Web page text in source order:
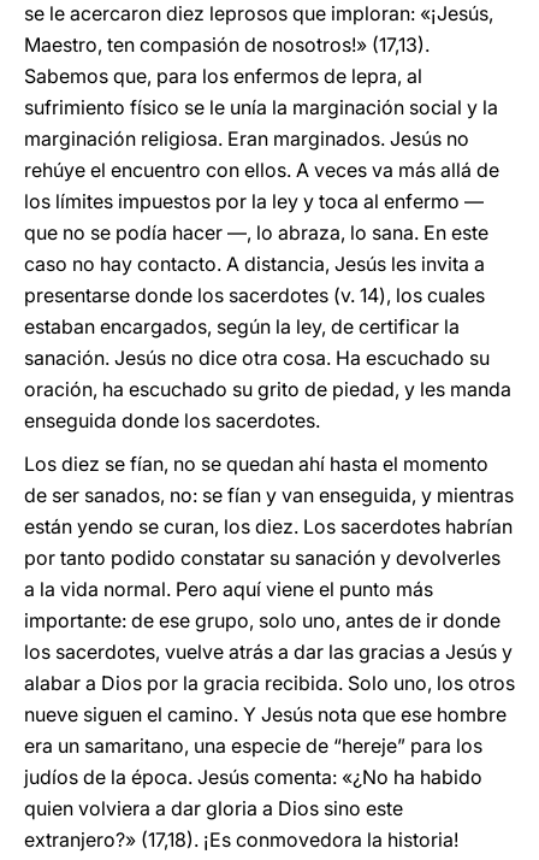
se le acercaron diez leprosos que imploran: «¡Jesús,
Maestro, ten compasión de nosotros!» (17,13).
Sabemos que, para los enfermos de lepra, al
sufrimiento físico se le unía la marginación social y la
marginación religiosa. Eran marginados. Jesús no
rehúye el encuentro con ellos. A veces va más allá de
los límites impuestos por la ley y toca al enfermo —
que no se podía hacer —, lo abraza, lo sana. En este
caso no hay contacto. A distancia, Jesús les invita a
presentarse donde los sacerdotes (v. 14), los cuales
estaban encargados, según la ley, de certificar la
sanación. Jesús no dice otra cosa. Ha escuchado su
oración, ha escuchado su grito de piedad, y les manda
enseguida donde los sacerdotes.
Los diez se fían, no se quedan ahí hasta el momento
de ser sanados, no: se fían y van enseguida, y mientras
están yendo se curan, los diez. Los sacerdotes habrían
por tanto podido constatar su sanación y devolverles
a la vida normal. Pero aquí viene el punto más
importante: de ese grupo, solo uno, antes de ir donde
los sacerdotes, vuelve atrás a dar las gracias a Jesús y
alabar a Dios por la gracia recibida. Solo uno, los otros
nueve siguen el camino. Y Jesús nota que ese hombre
era un samaritano, una especie de “hereje” para los
judíos de la época. Jesús comenta: «¿No ha habido
quien volviera a dar gloria a Dios sino este
extranjero?» (17,18). ¡Es conmovedora la historia!